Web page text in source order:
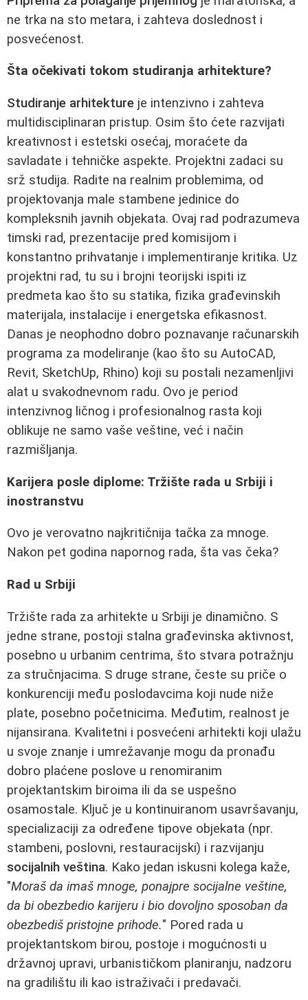
ne trka na sto metara, i zahteva doslednost i
posvećenost.
Šta očekivati tokom studiranja arhitekture?
Studiranje arhitekture je intenzivno i zahteva
multidisciplinaran pristup. Osim što ćete razvijati
kreativnost i estetski osećaj, moraćete da
savladate i tehničke aspekte. Projektni zadaci su
srž studija. Radite na realnim problemima, od
projektovanja male stambene jedinice do
kompleksnih javnih objekata. Ovaj rad podrazumeva
timski rad, prezentacije pred komisijom i
konstantno prihvatanje i implementiranje kritika. Uz
projektni rad, tu su i brojni teorijski ispiti iz
predmeta kao što su statika, fizika građevinskih
materijala, instalacije i energetska efikasnost.
Danas je neophodno dobro poznavanje računarskih
programa za modeliranje (kao što su AutoCAD,
Revit, SketchUp, Rhino) koji su postali nezamenljivi
alat u svakodnevnom radu. Ovo je period
intenzivnog ličnog i profesionalnog rasta koji
oblikuje ne samo vaše veštine, već i način
razmišljanja.
Karijera posle diplome: Tržište rada u Srbiji i
inostranstvu
Ovo je verovatno najkritičnija tačka za mnoge.
Nakon pet godina napornog rada, šta vas čeka?
Rad u Srbiji
Tržište rada za arhitekte u Srbiji je dinamično. S
jedne strane, postoji stalna građevinska aktivnost,
posebno u urbanim centrima, što stvara potražnju
za stručnjacima. S druge strane, česte su priče o
konkurenciji među poslodavcima koji nude niže
plate, posebno početnicima. Međutim, realnost je
nijansirana. Kvalitetni i posvećeni arhitekti koji ulažu
u svoje znanje i umrežavanje mogu da pronađu
dobro plaćene poslove u renomiranim
projektantskim biroima ili da se uspešno
osamostale. Ključ je u kontinuiranom usavršavanju,
specializaciji za određene tipove objekata (npr.
stambeni, poslovni, restauracijski) i razvijanju
socijalnih veština. Kako jedan iskusni kolega kaže,
"Moraš da imaš mnoge, ponajpre socijalne veštine,
da bi obezbedio karijeru i bio dovoljno sposoban da
obezbediš pristojne prihode." Pored rada u
projektantskom birou, postoje i mogućnosti u
državnoj upravi, urbanističkom planiranju, nadzoru
na gradilištu ili kao istraživači i predavači.